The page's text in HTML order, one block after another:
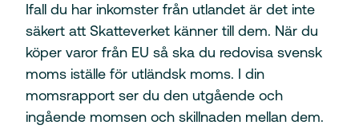
Ifall du har inkomster från utlandet är det inte
säkert att Skatteverket känner till dem. När du
köper varor från EU så ska du redovisa svensk
moms iställe för utländsk moms. I din
momsrapport ser du den utgående och
ingående momsen och skillnaden mellan dem.